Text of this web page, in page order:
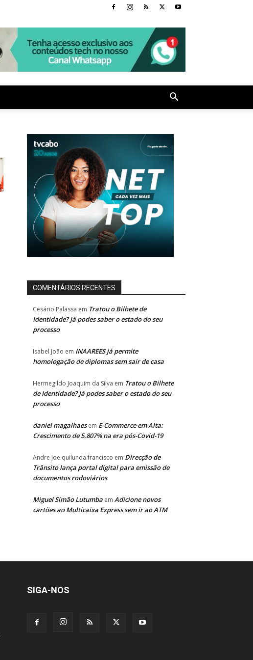
COMENTÁRIOS RECENTES
Cesário Palassa em Tratou o Bilhete de
Identidade? Já podes saber o estado do seu
processo
Isabel João em INAAREES já permite
homologação de diplomas sem sair de casa
Hermegildo Joaquim da Silva em Tratou o Bilhete
de Identidade? Já podes saber o estado do seu
processo
daniel magalhaesem E-Commerce em Alta:
Crescimento de 5.807% na era pós-Covid-19
Andre joe quilunda francisco em Direcção de
Trânsito lança portal digital para emissão de
documentos rodoviários
Miguel Simão Lutumba em Adicione novos
cartões ao Multicaixa Express sem ir ao ATM
SIGA-NOS